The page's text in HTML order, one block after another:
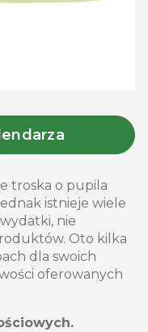
troska o pupila
istnieje wiele
nie
Oto kilka
dla swoich
oferowanych